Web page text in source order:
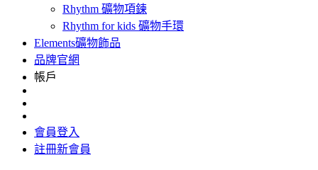
Rhythm 礦物項鍊
Rhythm for kids 礦物手環
Elements礦物飾品
品牌官網
帳戶
會員登入
註冊新會員